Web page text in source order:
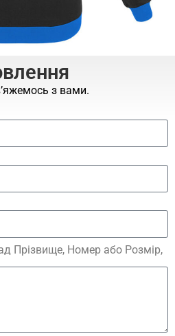
з вами.
Прізвище, Номер або Розмір,